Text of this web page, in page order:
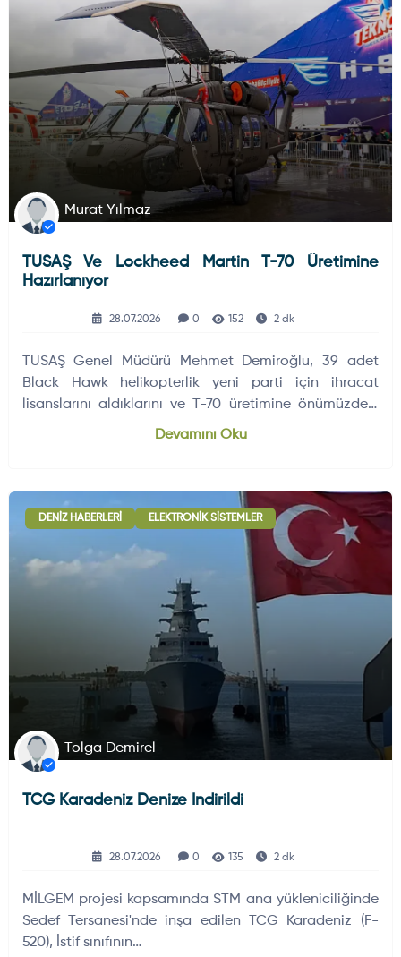
Murat Yılmaz
TUSAŞ Ve Lockheed Martin T-70 Üretimine
Hazırlanıyor
28.07.2026 0 152 2 dk
TUSAŞ Genel Müdürü Mehmet Demiroğlu, 39 adet
Black Hawk helikopterlik yeni parti için ihracat
lisanslarını aldıklarını ve T-70 üretimine önümüzdeki
Devamını Oku
DENIZ HABERLERI ELEKTRONIK SISTEMLER
Tolga Demirel
TCG Karadeniz Denize Indirildi
28.07.2026 0 135 2 dk
MİLGEM projesi kapsamında STM ana yükleniciliğinde
Sedef Tersanesi'nde inşa edilen TCG Karadeniz (F-
520), İstif sınıfının…